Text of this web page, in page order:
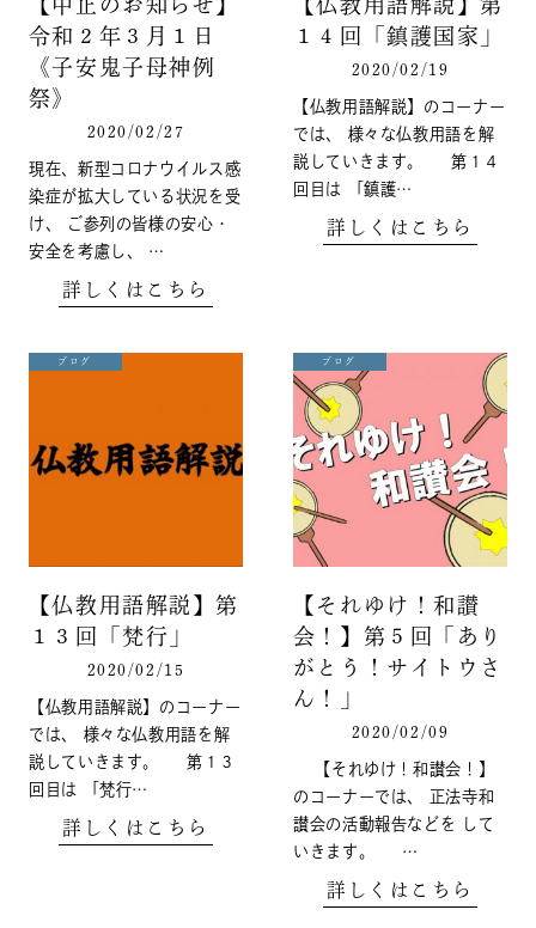
【中止のお知らせ】
令和２年３月１日
《子安鬼子母神例
祭》
2020/02/27
現在、新型コロナウイルス感
染症が拡大している状況を受
け、 ご参列の皆様の安心・
安全を考慮し、 …
詳しくはこちら
【仏教用語解説】第
１４回「鎮護国家」
2020/02/19
【仏教用語解説】のコーナー
では、 様々な仏教用語を解
説していきます。 第１４
回目は 「鎮護…
詳しくはこちら
ブログ
【仏教用語解説】第
１３回「梵行」
2020/02/15
【仏教用語解説】のコーナー
では、 様々な仏教用語を解
説していきます。 第１３
回目は 「梵行…
詳しくはこちら
ブログ
【それゆけ！和讃
会！】第５回「あり
がとう！サイトウさ
ん！」
2020/02/09
【それゆけ！和讃会！】
のコーナーでは、 正法寺和
讃会の活動報告などを して
いきます。 …
詳しくはこちら